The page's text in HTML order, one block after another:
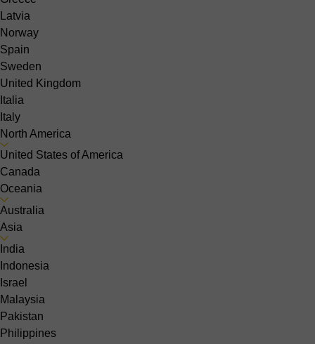
Latvia
Norway
Spain
Sweden
United Kingdom
Italia
Italy
North America
United States of America
Canada
Oceania
Australia
Asia
India
Indonesia
Israel
Malaysia
Pakistan
Philippines